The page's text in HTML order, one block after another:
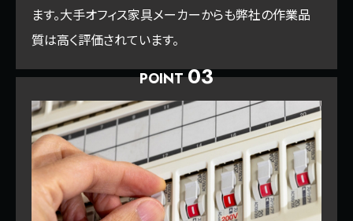
ます。大手オフィス家具メーカーからも弊社の作業品
質は高く評価されています。
POINT03